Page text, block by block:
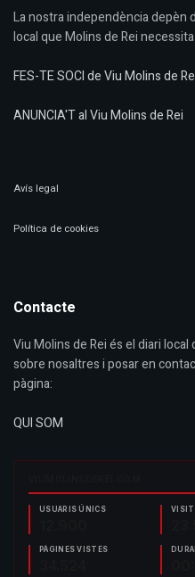
La nostra independència depèn
local que Molins de Rei
FES-TE SOCI de Viu Molins de
ANUNCIA'T al Viu Molins de Rei
Avís legal
Política de cookies
Contacte
Viu Molins de Rei és el diari
sobre nosaltres i posar en
pàgina:
QUI SOM